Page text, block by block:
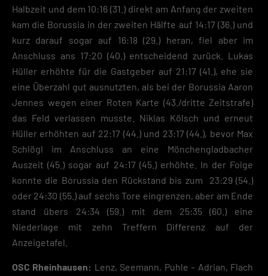
Halbzeit und dem 10:16 (31.) direkt am Anfang der zweiten
kam die Borussia in der zweiten Hälfte auf 14:17 (36.) und
kurz darauf sogar auf 16:18 (29.) heran, fiel aber im
Anschluss ans 17:20 (40.) entscheidend zurück. Lukas
Hüller erhöhte für die Gastgeber auf 21:17 (41.), ehe sie
eine Überzahl gut ausnutzten, als bei der Borussia Aaron
Jennes wegen einer Roten Karte (43./dritte Zeitstrafe)
das Feld verlassen musste. Niklas Kölsch und erneut
Hüller erhöhten auf 22:17 (44.) und 23:17 (44.), bevor Max
Schlögl im Anschluss an eine Mönchengladbacher
Auszeit (45.) sogar auf 24:17 (45.) erhöhte. In der Folge
konnte die Borussia den Rückstand bis zum 23:29 (54.)
oder 24:30 (55.) auf sechs Tore eingrenzen, aber am Ende
stand übers 24:34 (59.) mit dem 25:35 (60.) eine
Niederlage mit zehn Treffern Differenz auf der
Anzeigetafel.
OSC Rheinhausen: Lenz, Seemann, Puhle – Adrian, Flach
Speichern
Zurück
Datenschutzeinstellungen
Essenziell (2)
Essenzielle Cookies ermöglichen grundlegende Funktionen und sind für die
einwandfreie Funktion der Website erforderlich.
Cookie-Informationen anzeigen
Datenschutzerklärung